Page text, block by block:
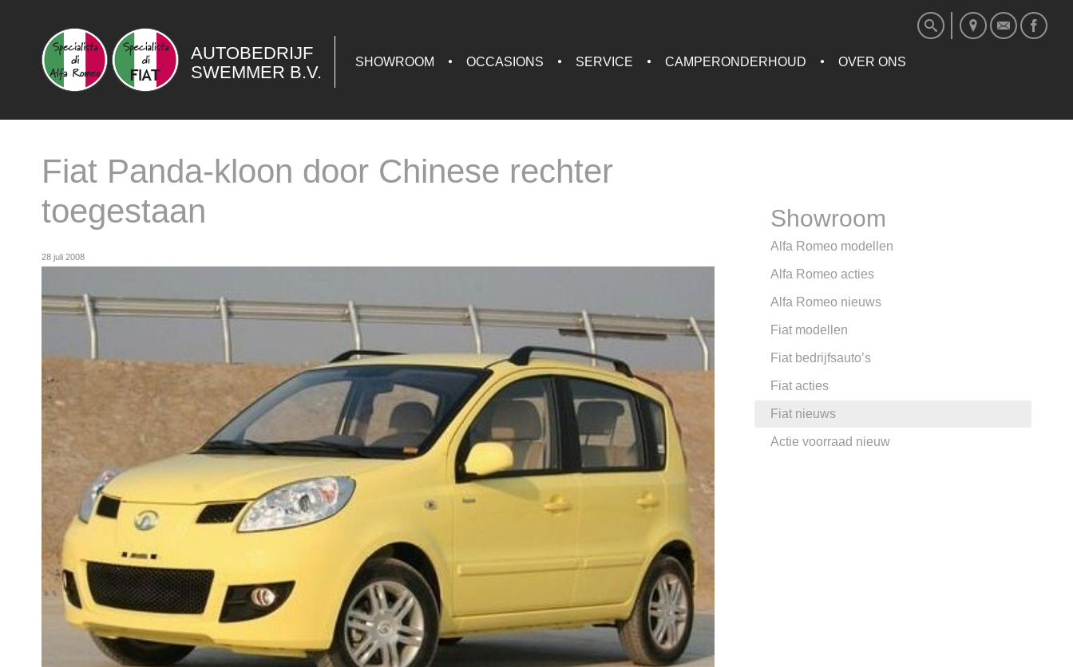
AUTOBEDRIJF
SWEMMER B.V.
SHOWROOM OCCASIONS SERVICE CAMPERONDERHOUD OVER ONS
Fiat Panda-kloon door Chinese rechter
toegestaan
28 juli 2008
Showroom
Alfa Romeo modellen
Alfa Romeo acties
Alfa Romeo nieuws
Fiat modellen
Fiat bedrijfsauto’s
Fiat acties
Fiat nieuws
Actie voorraad nieuw